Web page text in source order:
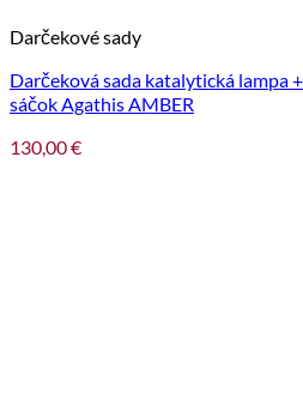
Darčekové sady
Darčeková sada katalytická lampa
sáčok Agathis AMBER
130,00€